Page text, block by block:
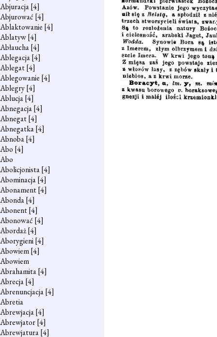
Abjuracja[4]
Abjurować [4]
Ablaktowanie [4]
Ablatyw[4]
Abłaucha[4]
Ablegacja[4]
Ablegat[4]
Ablegowanie [4]
Ablegry[4]
Ablucja[4]
Abnegacja[4]
Abnegat[4]
Abnegatka[4]
Abnoba[4]
Abo [4]
Abo
Abolicjonista[4]
Abominacja[4]
Abonament[4]
Abonda[4]
Abonent[4]
Abonować [4]
Abordaż[4]
Aborygieni[4]
Abowiem[4]
Abowiem
Abrahamita[4]
Abrecja[4]
Abrenuncjacja[4]
Abretia
Abrewjacja[4]
Abrewjator[4]
Abrewjatura[4]